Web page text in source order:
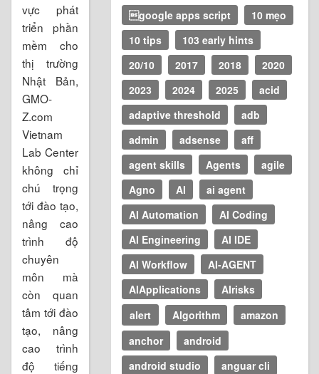
vực phát
triển phần
mềm cho
thị trường
Nhật Bản,
GMO-
Z.com
Vietnam
Lab Center
không chỉ
chú trọng
tới đào tạo,
nâng cao
trình độ
chuyên
môn mà
còn quan
tâm tới đào
tạo, nâng
cao trình
độ tiếng
google apps script
10 mẹo
10 tips
103 early hints
20/10
2017 2018
2020
2023
2024 2025
acid
adaptive threshold
adb
admin
adsense
aff
agent skills
Agents
agile
Agno
AI
ai agent
AI Automation
AI Coding
AI Engineering
AI IDE
AI Workflow
AI-AGENT
AIApplications
AIrisks
alert
Algorithm
amazon
anchor
android
android studio
anguar cli